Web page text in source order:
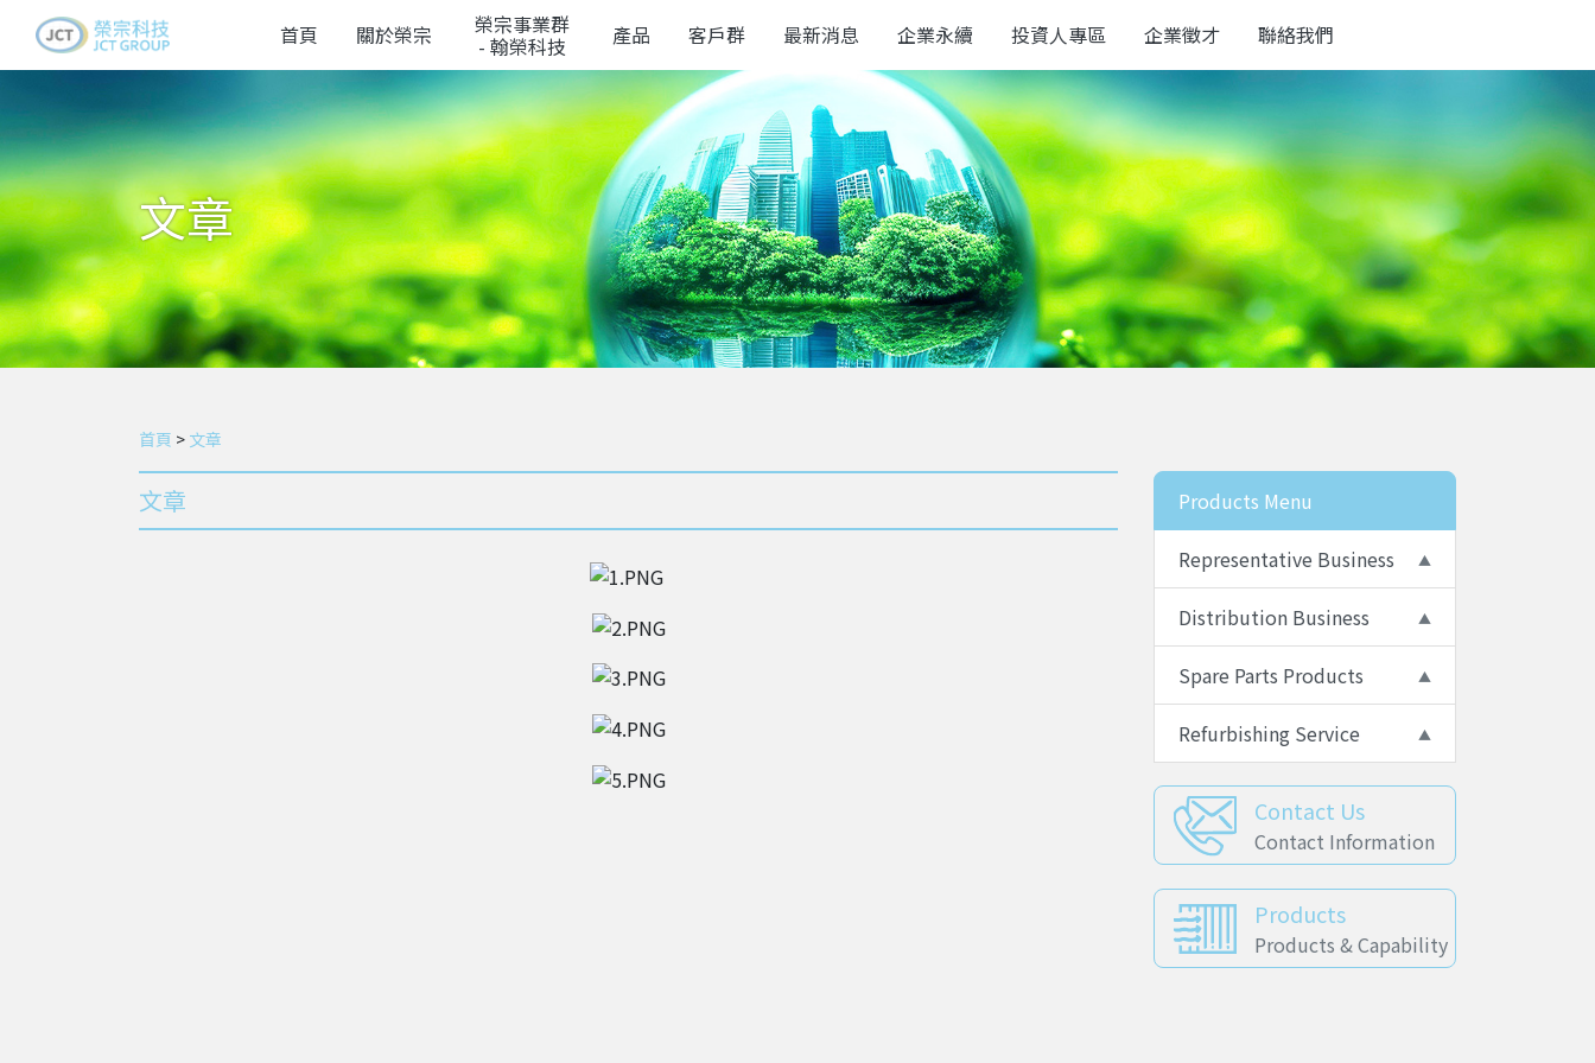
首頁 關於榮宗 榮宗事業群
- 翰榮科技 產品 客戶群 最新消息 企業永續 投資人專區 企業徵才 聯絡我們
文章
首頁 > 文章
文章 Products Menu
Representative Business
Distribution Business
Spare Parts Products
Refurbishing Service
Contact Us
Contact Information
Products
Products & Capability